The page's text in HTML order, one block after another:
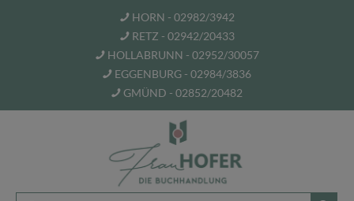
HORN - 02982/3942
RETZ - 02942/20433
HOLLABRUNN - 02952/30057
EGGENBURG - 02984/3836
GMÜND - 02852/20482